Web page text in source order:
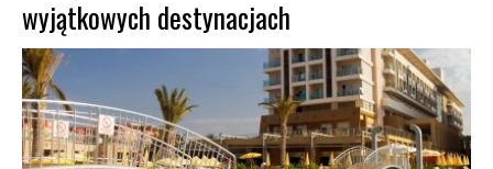
wyjątkowych destynacjach